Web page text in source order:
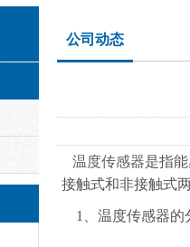
智能显示仪表
控制电缆
公司动态
温度传感器是指
接触式和非接触式
1、温度传感器的